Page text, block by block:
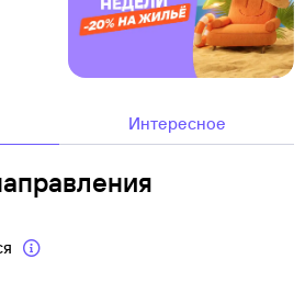
Интересное